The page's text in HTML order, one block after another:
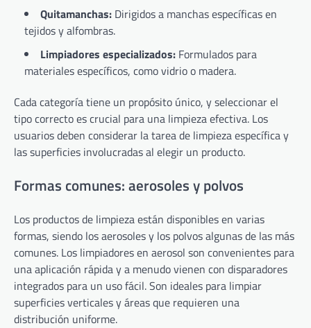
Quitamanchas: Dirigidos a manchas específicas en
tejidos y alfombras.
Limpiadores especializados: Formulados para
materiales específicos, como vidrio o madera.
Cada categoría tiene un propósito único, y seleccionar el
tipo correcto es crucial para una limpieza efectiva. Los
usuarios deben considerar la tarea de limpieza específica y
las superficies involucradas al elegir un producto.
Formas comunes: aerosoles y polvos
Los productos de limpieza están disponibles en varias
formas, siendo los aerosoles y los polvos algunas de las más
comunes. Los limpiadores en aerosol son convenientes para
una aplicación rápida y a menudo vienen con disparadores
integrados para un uso fácil. Son ideales para limpiar
superficies verticales y áreas que requieren una
distribución uniforme.